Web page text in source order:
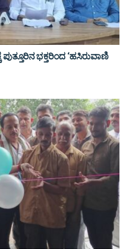
ಪುತ್ತೂರಿನ ಭಕ್ತರಿಂದ ‘ಹಸಿರುವಾಣಿ